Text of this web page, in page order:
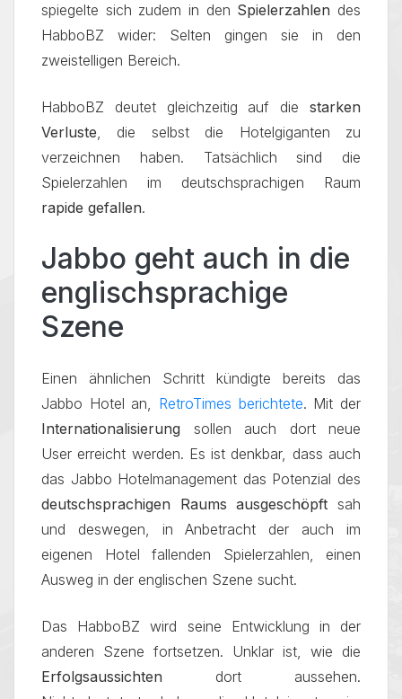
spiegelte sich zudem in den Spielerzahlen des
HabboBZ wider: Selten gingen sie in den
zweistelligen Bereich.
HabboBZ deutet gleichzeitig auf die starken
Verluste, die selbst die Hotelgiganten zu
verzeichnen haben. Tatsächlich sind die
Spielerzahlen im deutschsprachigen Raum
rapide gefallen.
Jabbo geht auch in die
englischsprachige
Szene
Einen ähnlichen Schritt kündigte bereits das
Jabbo Hotel an, RetroTimes berichtete. Mit der
Internationalisierung sollen auch dort neue
User erreicht werden. Es ist denkbar, dass auch
das Jabbo Hotelmanagement das Potenzial des
deutschsprachigen Raums ausgeschöpft sah
und deswegen, in Anbetracht der auch im
eigenen Hotel fallenden Spielerzahlen, einen
Ausweg in der englischen Szene sucht.
Das HabboBZ wird seine Entwicklung in der
anderen Szene fortsetzen. Unklar ist, wie die
Erfolgsaussichten dort aussehen.